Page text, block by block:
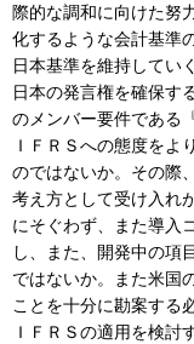
際的な調和に向けた努
化するような会計基準
日本基準を維持してい
日本の発言権を確保す
のメンバー要件である
ＩＦＲＳへの態度をよ
のではないか。その際
考え方として受け入れ
にそぐわず、また導入
し、また、開発中の項
ではないか。また米国
ことを十分に勘案する
ＩＦＲＳの適用を検討